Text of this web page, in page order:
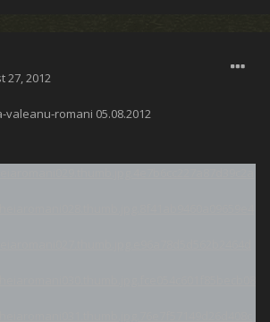
27, 2012
valeanu-romani 05.08.2012